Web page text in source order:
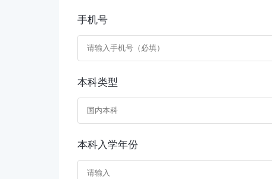
手机号
本科类型
本科入学年份